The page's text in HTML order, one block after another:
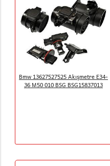
Bmw 13627527525 Akışmetre E34-
36 M50 010 BSG BSG15837013